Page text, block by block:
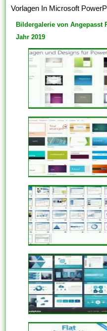
Vorlagen In Microsoft
Bildergalerie von Angepasst
Jahr 2019